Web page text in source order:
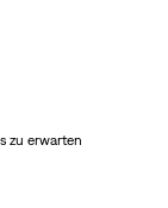
zu erwarten